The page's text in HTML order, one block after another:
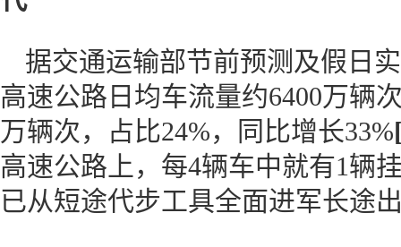
据交通运输部节前预测及假日
高速公路日均车流量约6400万辆
万辆次，占比24%，同比增长33%
高速公路上，每4辆车中就有1辆
已从短途代步工具全面进军长途